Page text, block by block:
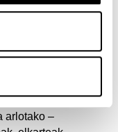
alorrean dituen
ezagutzez gain,
anitzeko
arlotako –